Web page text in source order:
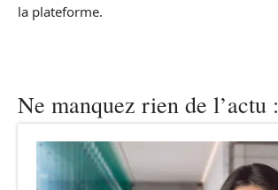
la plateforme.
Ne manquez rien de l’actu :